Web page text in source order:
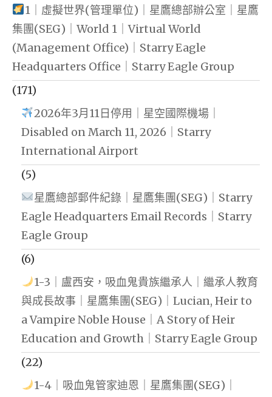
1｜虛擬世界(管理單位)｜星鷹總部辦公室｜星鷹
集團(SEG)｜World 1｜Virtual World
(Management Office)｜Starry Eagle
Headquarters Office｜Starry Eagle Group
(171)
2026年3月11日停用｜星空國際機場｜
Disabled on March 11, 2026｜Starry
International Airport
(5)
星鷹總部郵件紀錄｜星鷹集團(SEG)｜Starry
Eagle Headquarters Email Records｜Starry
Eagle Group
(6)
1-3｜盧西安，吸血鬼貴族繼承人｜繼承人教育
與成長故事｜星鷹集團(SEG)｜Lucian, Heir to
a Vampire Noble House｜A Story of Heir
Education and Growth｜Starry Eagle Group
(22)
1-4｜吸血鬼管家迪恩｜星鷹集團(SEG)｜